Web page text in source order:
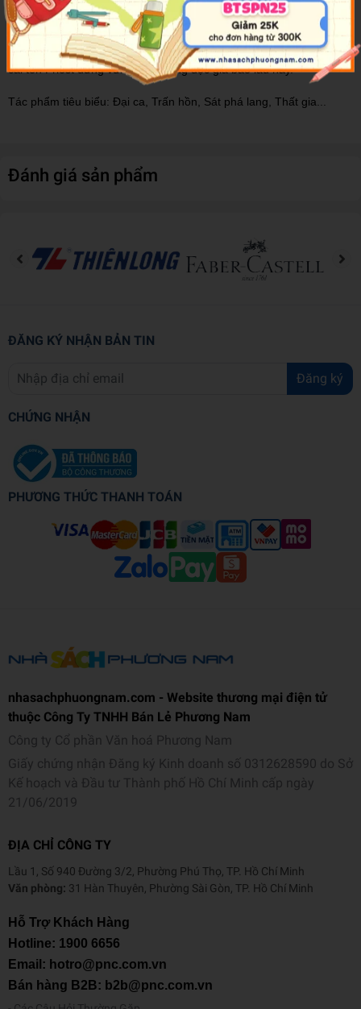
bối cảnh tỉ mỉ, tình tiết hợp lý, thắt mở lôi cuốn, lối kể chuyện hài
hước. Priest chưa từng lặp lại một đề tài cho hai tác phẩm, cho
thấy sức sáng tạo mạnh mẽ của ngòi bút, chính điều này đã giúp
cái tên Priest đứng vững trong lòng độc giả bao lâu nay.
Tác phẩm tiêu biểu: Đại ca, Trấn hồn, Sát phá lang, Thất gia...
Đánh giá sản phẩm
ĐĂNG KÝ NHẬN BẢN TIN
Đăng ký
CHỨNG NHẬN
PHƯƠNG THỨC THANH TOÁN
nhasachphuongnam.com - Website thương mại điện tử
thuộc Công Ty TNHH Bán Lẻ Phương Nam
Công ty Cổ phần Văn hoá Phương Nam
Giấy chứng nhận Đăng ký Kinh doanh số 0312628590 do Sở
Kế hoạch và Đầu tư Thành phố Hồ Chí Minh cấp ngày
21/06/2019
ĐỊA CHỈ CÔNG TY
Lầu 1, Số 940 Đường 3/2, Phường Phú Thọ, TP. Hồ Chí Minh
Văn phòng: 31 Hàn Thuyên, Phường Sài Gòn, TP. Hồ Chí Minh
Hỗ Trợ Khách Hàng
Hotline: 1900 6656
Email: hotro@pnc.com.vn
Bán hàng B2B: b2b@pnc.com.vn